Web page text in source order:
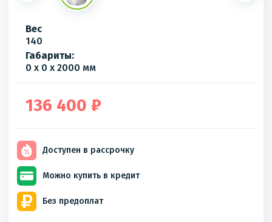
Вес
140
Габариты:
0 x 0 x 2000 мм
136 400 ₽
Доступен в рассрочку
Можно купить в кредит
Без предоплат